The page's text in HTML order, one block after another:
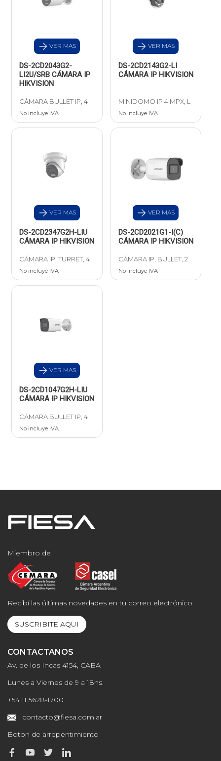
VER MAS
DS-2CD2043G2-
LI2U/SRB CÁMARA IP
HIKVISION
CÁMARA BULLET IP, 4
No incluye IVA
VER MAS
DS-2CD2143G2-LI
CÁMARA IP HIKVISION
MINIDOMO IP 4 MPX, L
No incluye IVA
VER MAS
DS-2CD2347G2H-LIU
CÁMARA IP HIKVISION
CÁMARA IP, TURRET, 4
No incluye IVA
VER MAS
DS-2CD2021G1-I(C)
CÁMARA IP HIKVISION
CÁMARA IP, BULLET, 2
No incluye IVA
VER MAS
DS-2CD1047G2H-LIU
CÁMARA IP HIKVISION
CÁMARA BULLET IP, 4
No incluye IVA
Miembro de
Recibí las últimas novedades en tu correo electrónico.
SUSCRIBITE AQUI
CONTACTANOS
Av. de los Incas 4154, CABA
Lunes a Viernes de 9 a 18hs.
+54 11 5628-1700
contacto@fiesa.com.ar
Boton de arrepentimiento